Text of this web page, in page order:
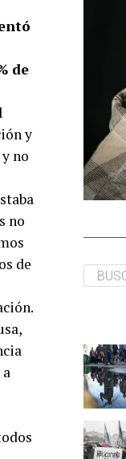
de
y
no
no
de